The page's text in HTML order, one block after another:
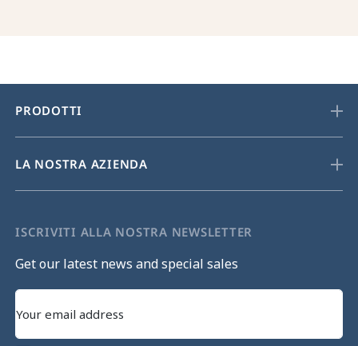
PRODOTTI
LA NOSTRA AZIENDA
ISCRIVITI ALLA NOSTRA NEWSLETTER
Get our latest news and special sales